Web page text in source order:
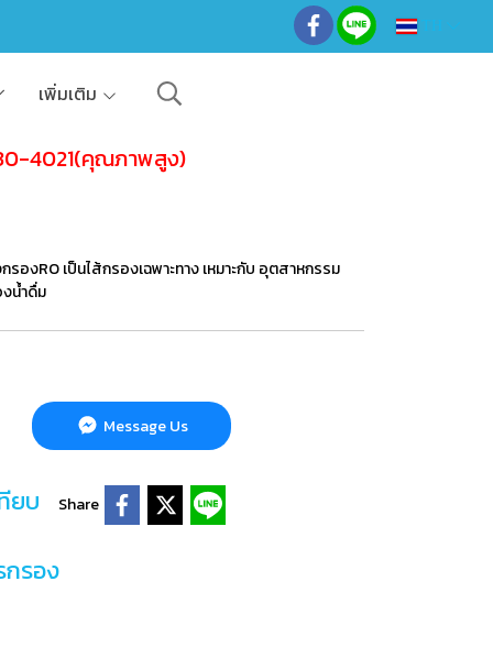
TH
เพิ่มเติม
4021(คุณภาพสูง)
องRO เป็นไส้กรองเฉพาะทาง เหมาะกับ อุตสาหกรรม
น้ำดื่ม
Message Us
ยบ Share
รอง